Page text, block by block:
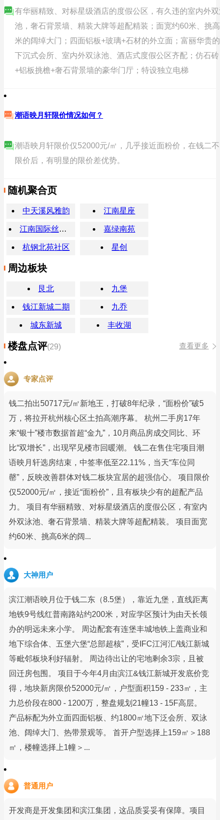
有华丽精致、对标星级酒店的度假公区，有久违的室内外
池，奢石背景墙、精装大牌等超配精装；面宽约60米、挑
米的阔绰大门；四面铝板+玻璃+石材的外立面；富丽华贵的
下沉式会所、室内外双泳池、酒店式度假公区齐配；仿石砖
+铝板挑檐+奢石背景墙的豪华门厅；特设独立电梯
潮语映月轩限价情况如何？
潮语映月轩限价仅52000元/㎡，几乎接近面粉价，在钱二不
限价后，有明显的限价差优势。
随机聚合页
中天溪风雅韵 江南星座
江南国际丝绸城 嘉绿南苑
杭钢北苑社区 星创
周边板块
艮北 九堡
钱江新城二期 九乔
城东新城 丰收湖
楼盘点评(29) 查看更多
专家点评
钱二拍出50717元/㎡新地王，打破8年纪录，“面粉价”破5
万，将拉开杭州核心区土拍高潮序幕。 杭州二手房17年
来“银十”楼市数据首超“金九”，10月商品房成交同比、环
比“双增长”，出现罕见楼市回暖潮。 钱二在售住宅项目潮
语映月轩选房结束，中签率低至22.11%，当天“车位同
罄”，反映改善群体对钱二板块宜居的超强信心。 项目限价
仅52000元/㎡，接近“面粉价”，且有板块少有的超配产品
力。 项目有华丽精致、对标星级酒店的度假公区，有室内
外双泳池、奢石背景墙、精装大牌等超配精装。 项目面宽
约60米、挑高6米的阔...
大神用户
滨江潮语映月位于钱二东（8.5堡），靠近九堡，直线距离
地铁9号线红普南路站约200米，对应学区预计为由天长领
办的明远未来小学。 周边配套有连堡丰城地铁上盖商业和
地下综合体、五堡六堡“总部超核”，受IFC江河汇/钱江新城
等毗邻板块利好辐射。 周边待出让的宅地剩余3宗，且被
回迁房包围。 项目于今年4月由滨江&钱江新城开发底价竞
得，地块新房限价52000元/㎡，户型面积159 - 233㎡，主
力总价段在800 - 1200万，整盘规划21幢13 - 15F高层。
产品标配为外立面四面铝板、约1800㎡地下泛会所、双泳
池、阔绰大门、热带景观等。 首开户型选择上159㎡＞188
㎡，楼幢选择上1幢＞...
普通用户
开发商是开发集团和滨江集团，这品质妥妥有保障。项目